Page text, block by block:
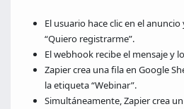
El usuario hace clic en el
“Quiero registrarme”.
El webhook recibe el mensaje y
Zapier crea una fila en Google
la etiqueta “Webinar”.
Simultáneamente, Zapier crea